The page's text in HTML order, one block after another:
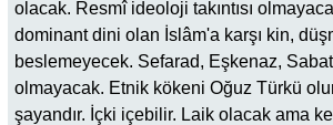
olacak. Resmî ideoloji takıntısı
dominant dini olan İslâm'a karşı kin,
beslemeyecek. Sefarad, Eşkenaz,
olmayacak. Etnik kökeni Oğuz Türkü
şayandır. İçki içebilir. Laik olacak ama